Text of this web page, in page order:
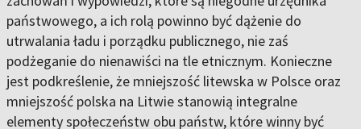
państwowego, a ich rolą powinno być dążenie do
utrwalania ładu i porządku publicznego, nie zaś
podżeganie do nienawiści na tle etnicznym. Konieczne
jest podkreślenie, że mniejszość litewska w Polsce oraz
mniejszość polska na Litwie stanowią integralne
elementy społeczeństw obu państw, które winny być